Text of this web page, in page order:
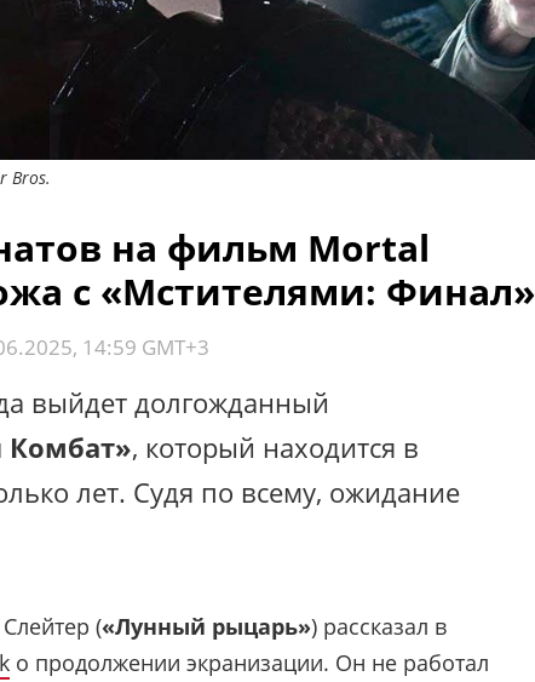
Bros.
на фильм Mortal
с «Мстителями: Финал»
14:59 GMT+3
выйдет долгожданный
Комбат», который находится в
лет. Судя по всему, ожидание
(«Лунный рыцарь») рассказал в
о продолжении экранизации. Он не работал